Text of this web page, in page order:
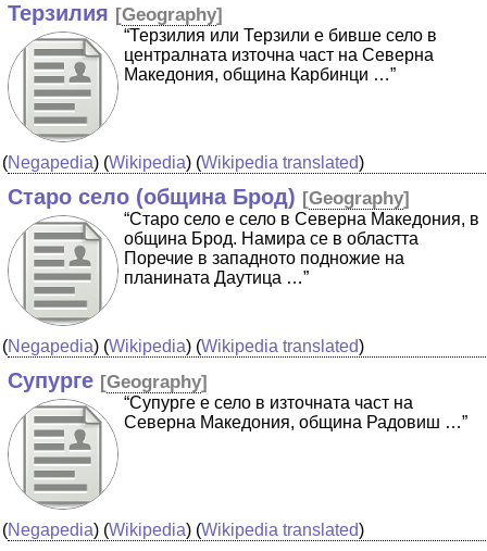
Терзилия [Geography]
“Терзилия или Терзили е бивше село в
централната източна част на Северна
Македония, община Карбинци …”
(Negapedia) (Wikipedia) (Wikipedia translated)
Старо село (община Брод) [Geography]
“Старо село е село в Северна Македония, в
община Брод. Намира се в областта
Поречие в западното подножие на
планината Даутица …”
(Negapedia) (Wikipedia) (Wikipedia translated)
Супурге [Geography]
“Супурге е село в източната част на
Северна Македония, община Радовиш …”
(Negapedia) (Wikipedia) (Wikipedia translated)